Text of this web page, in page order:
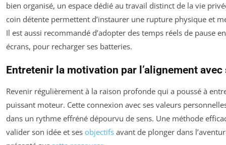
bien organisé, un espace dédié au travail distinct de la vie
coin détente permettent d’instaurer une rupture physique et
Il est aussi recommandé d’adopter des temps réels de pause
écrans, pour recharger ses batteries.
Entretenir la motivation par l’alignement avec
Revenir régulièrement à la raison profonde qui a poussé à
puissant moteur. Cette connexion avec ses valeurs
dans un rythme effréné dépourvu de sens. Une méthode
valider son idée et ses objectifs avant de plonger dans